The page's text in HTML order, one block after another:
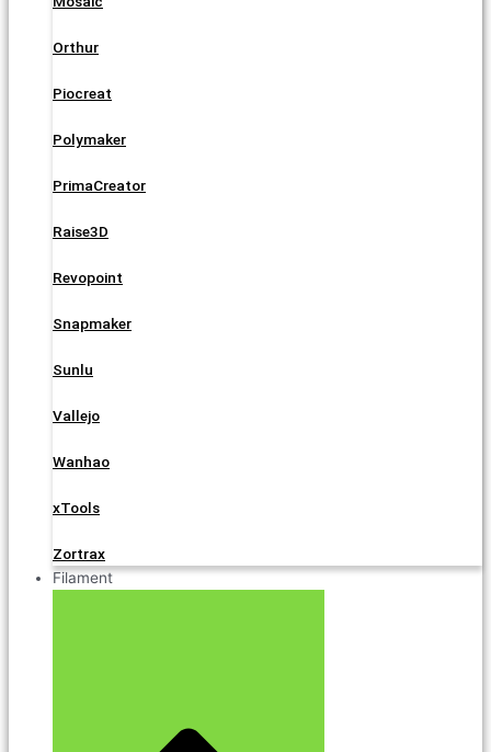
Orthur
Piocreat
Polymaker
PrimaCreator
Raise3D
Revopoint
Snapmaker
Sunlu
Vallejo
Wanhao
xTools
Zortrax
Filament